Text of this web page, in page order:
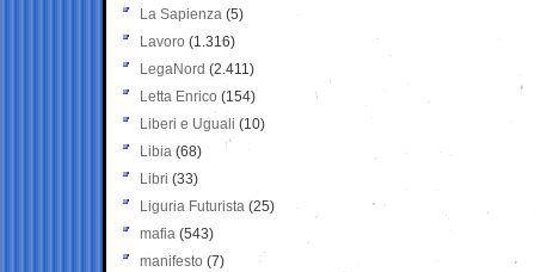
La Sapienza (5)
Lavoro (1.316)
LegaNord (2.411)
Letta Enrico (154)
Liberi e Uguali (10)
Libia (68)
Libri (33)
Liguria Futurista (25)
mafia (543)
manifesto (7)